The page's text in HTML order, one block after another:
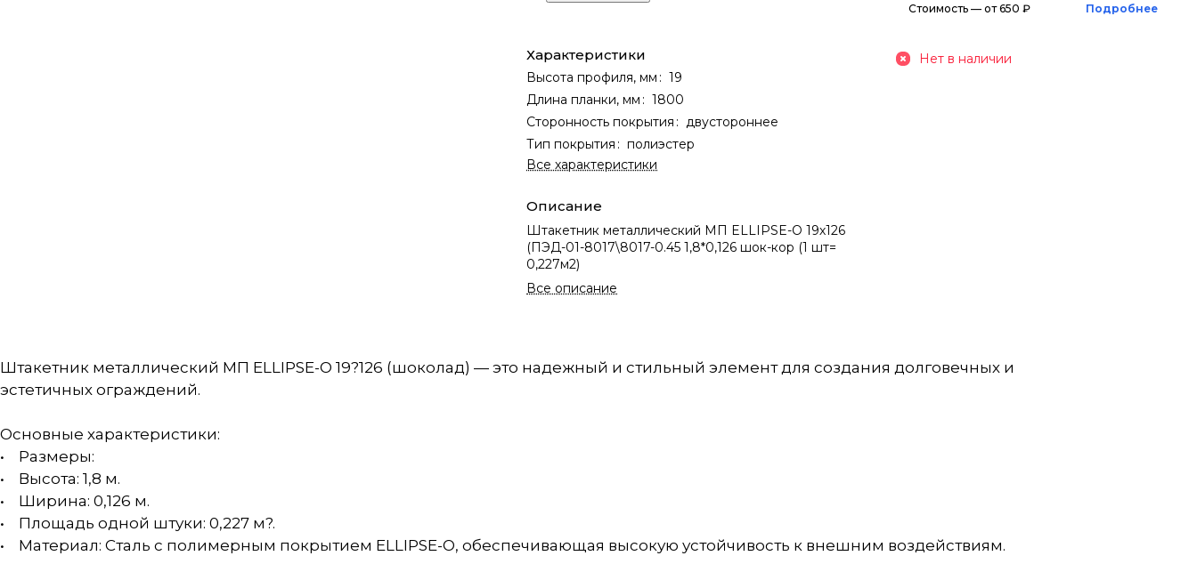
Характеристики
Высота профиля, мм : 19
Длина планки, мм : 1800
Сторонность покрытия : двустороннее
Тип покрытия : полиэстер
Все характеристики
Описание
Штакетник металлический МП ELLIPSE-О 19х126
(ПЭД-01-8017\8017-0.45 1,8*0,126 шок-кор (1 шт=
0,227м2)
Все описание
Стоимость — от 650 ₽
Подробнее
Нет в наличии
Штакетник металлический МП ELLIPSE-O 19?126 (шоколад) — это надежный и стильный элемент для создания долговечных и
эстетичных ограждений.
Основные характеристики:
• Размеры:
• Высота: 1,8 м.
• Ширина: 0,126 м.
• Площадь одной штуки: 0,227 м?.
• Материал: Сталь с полимерным покрытием ELLIPSE-О, обеспечивающая высокую устойчивость к внешним воздействиям.